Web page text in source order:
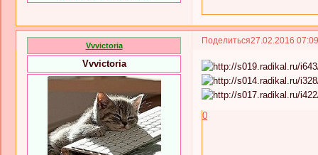
Поделиться27.02.2016
Vvvictoria
Vvvictoria
0